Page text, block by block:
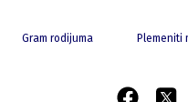
Gram rodijuma Plemeniti